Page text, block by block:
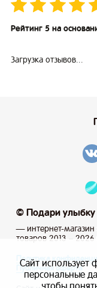
Рейтинг 5 на
Загрузка отзывов...
© Подари улыбку
— интернет-
товаров 2013 – 2026
Политика
Публичная оферта
Сайт использует
персональные